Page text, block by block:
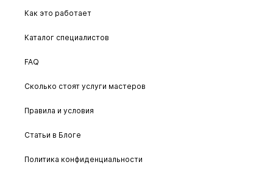
Как это работает
Каталог специалистов
FAQ
Сколько стоят услуги мастеров
Правила и условия
Статьи в Блоге
Политика конфиденциальности